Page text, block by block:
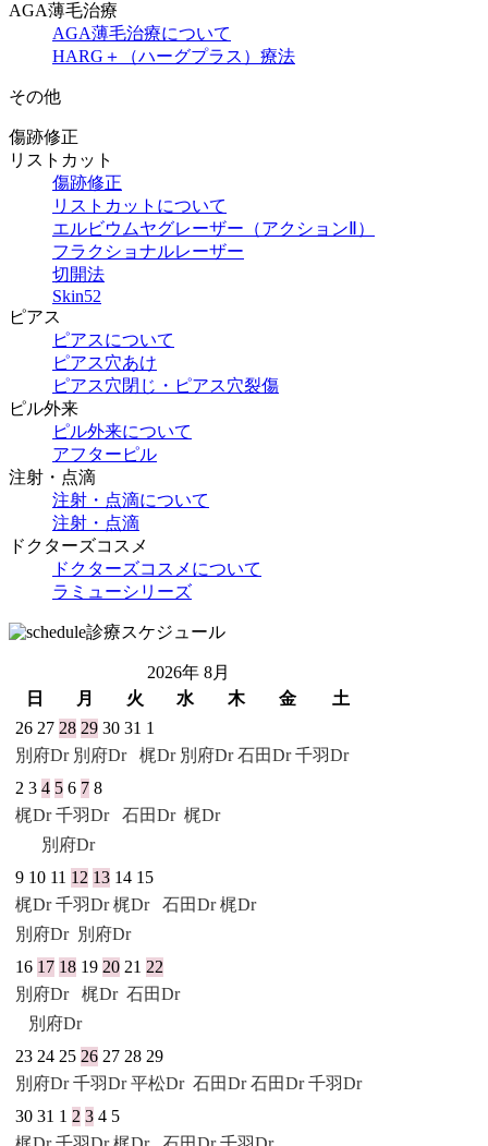
AGA薄毛治療
AGA薄毛治療について
HARG＋（ハーグプラス）療法
その他
傷跡修正
リストカット
傷跡修正
リストカットについて
エルビウムヤグレーザー（アクションⅡ）
フラクショナルレーザー
切開法
Skin52
ピアス
ピアスについて
ピアス穴あけ
ピアス穴閉じ・ピアス穴裂傷
ピル外来
ピル外来について
アフターピル
注射・点滴
注射・点滴について
注射・点滴
ドクターズコスメ
ドクターズコスメについて
ラミューシリーズ
診療スケジュール
2026年 8月
日
月 火 水 木 金
土
26 27 28 29 30 31 1
別府Dr 別府Dr 梶Dr 別府Dr 石田Dr 千羽Dr
2 3 4 5 6 7 8
梶Dr 千羽Dr 石田Dr 梶Dr
別府Dr
9 10 11 12 13 14 15
梶Dr 千羽Dr 梶Dr 石田Dr 梶Dr
別府Dr 別府Dr
16 17 18 19 20 21 22
別府Dr
梶Dr 石田Dr
別府Dr
23 24 25 26 27 28 29
別府Dr 千羽Dr 平松Dr 石田Dr 石田Dr 千羽Dr
30 31 1 2 3 4 5